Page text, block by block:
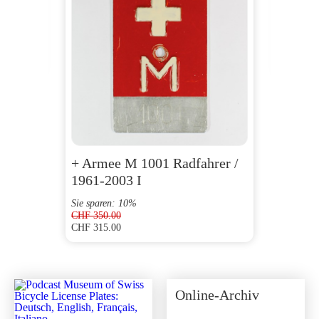
+ Armee M 1001 Radfahrer /
1961-2003 I
CHF350.00
CHF 315.00
Sie sparen: 10%
Online-Archiv